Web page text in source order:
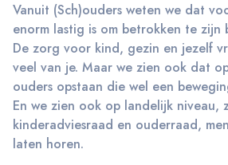
Vanuit (Sch)ouders weten we dat
enorm lastig is om betrokken te zijn
De zorg voor kind, gezin en jezelf
veel van je. Maar we zien ook dat
ouders opstaan die wel een
En we zien ook op landelijk niveau,
kinderadviesraad en ouderraad,
laten horen.